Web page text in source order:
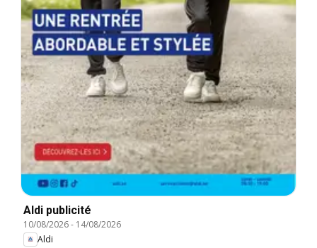
Aldi publicité
10/08/2026- 14/08/2026
Aldi